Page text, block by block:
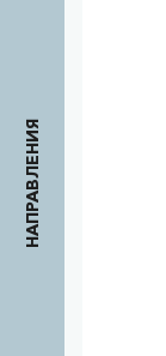
НАПРАВЛЕНИЯ